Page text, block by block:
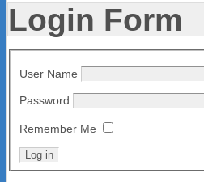
Login Form
User Name
Password
Remember Me